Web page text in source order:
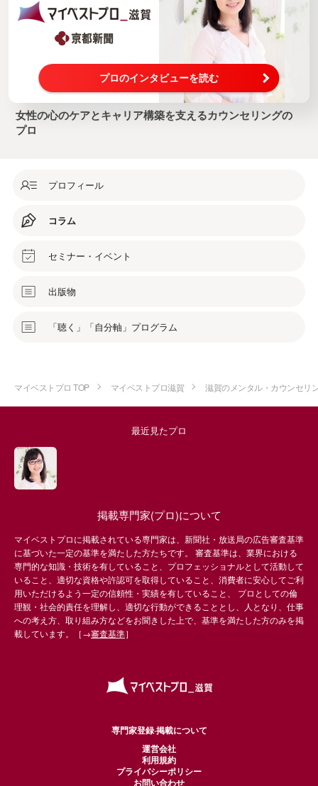
プロのインタビューを読む
女性の心のケアとキャリア構築を支えるカウンセリングの
プロ
プロフィール
コラム
セミナー・イベント
出版物
「聴く」「自分軸」プログラム
マイベストプロ TOP マイベストプロ滋賀 滋賀のメンタル・カウンセリ
最近見たプロ
掲載専門家(プロ)について
マイベストプロに掲載されている専門家は、新聞社・放送局の広告審査基準
に基づいた一定の基準を満たした方たちです。 審査基準は、業界における
専門的な知識・技術を有していること、プロフェッショナルとして活動して
いること、適切な資格や許認可を取得していること、消費者に安心してご利
用いただけるよう一定の信頼性・実績を有していること、 プロとしての倫
理観・社会的責任を理解し、適切な行動ができることとし、人となり、仕事
への考え方、取り組み方などをお聞きした上で、基準を満たした方のみを掲
載しています。［→審査基準］
専門家登録·掲載について
運営会社
利用規約
プライバシーポリシー
お問い合わせ